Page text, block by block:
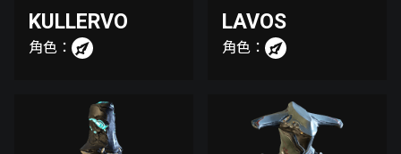
KULLERVO
角色：
LAVOS
角色：